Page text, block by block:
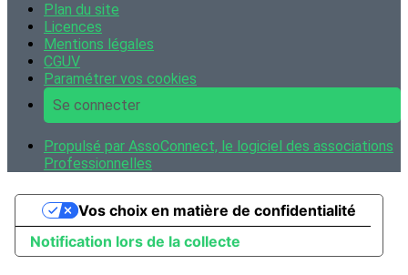
Plan du site
Licences
Mentions légales
CGUV
Paramétrer vos cookies
Se connecter
Propulsé par AssoConnect, le logiciel des associations
Professionnelles
Notification lors de la collecte
Vos choix en matière de confidentialité